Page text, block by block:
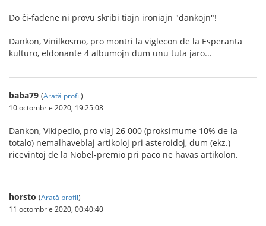
Do ĉi-fadene ni provu skribi tiajn ironiajn "dankojn"!
Dankon, Vinilkosmo, pro montri la viglecon de la Esperanta
kulturo, eldonante 4 albumojn dum unu tuta jaro...
baba79 (Arată profil)
10 octombrie 2020, 19:25:08
Dankon, Vikipedio, pro viaj 26 000 (proksimume 10% de la
totalo) nemalhaveblaj artikoloj pri asteroidoj, dum (ekz.)
ricevintoj de la Nobel-premio pri paco ne havas artikolon.
horsto (Arată profil)
11 octombrie 2020, 00:40:40